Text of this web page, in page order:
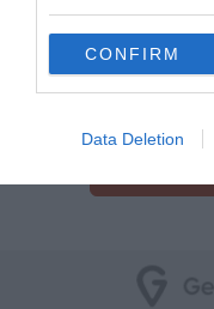
CONFIRM
Data Deletion
cocooning, c’est